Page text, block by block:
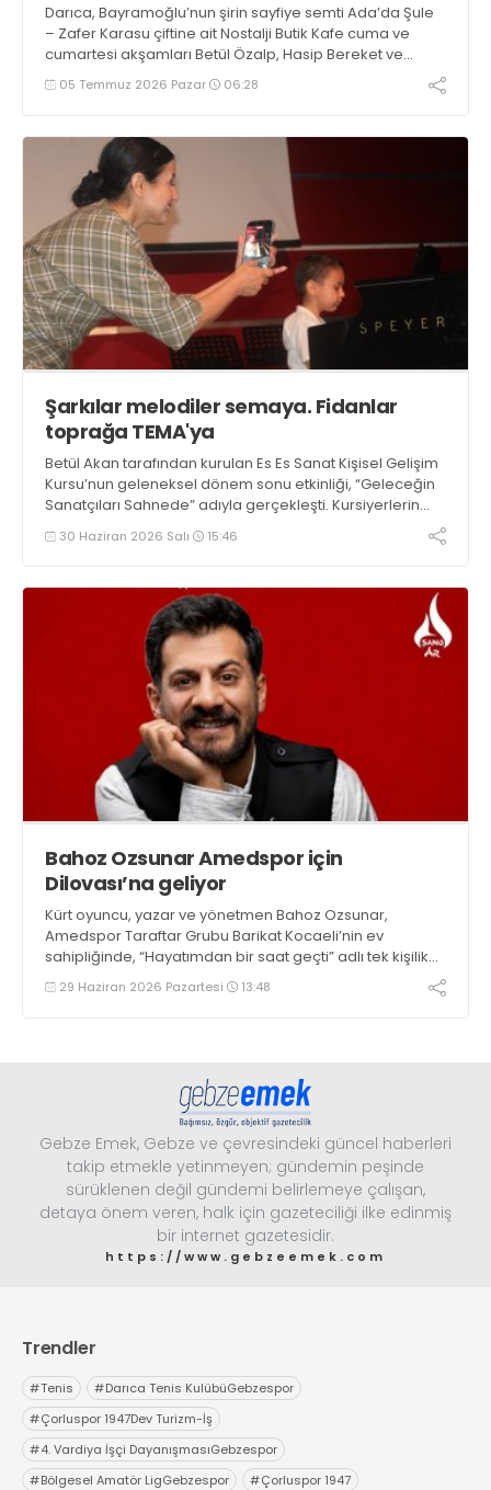
Darıca, Bayramoğlu’nun şirin sayfiye semti Ada’da Şule
– Zafer Karasu çiftine ait Nostalji Butik Kafe cuma ve
cumartesi akşamları Betül Özalp, Hasip Bereket ve
Yaşar Ramiz Armutçuoğlu'nun sahne performansları ile
sezonu açtı. Sanatçılara, istek şarkılarında istek sahibi
05 Temmuz 2026 Pazar 06:28
Şarkılar melodiler semaya. Fidanlar
toprağa TEMA'ya
Betül Akan tarafından kurulan Es Es Sanat Kişisel Gelişim
Kursu’nun geleneksel dönem sonu etkinliği, “Geleceğin
Sanatçıları Sahnede” adıyla gerçekleşti. Kursiyerlerin
müthiş performansları büyülerken tüm öğrenci ve
öğretmenler için TEMA Vakfı aracılığıyla toprağa fidan
30 Haziran 2026 Salı 15:46
Bahoz Ozsunar Amedspor için
Dilovası’na geliyor
Kürt oyuncu, yazar ve yönetmen Bahoz Ozsunar,
Amedspor Taraftar Grubu Barikat Kocaeli’nin ev
sahipliğinde, “Hayatımdan bir saat geçti” adlı tek kişilik
gösterisiyle 24 Temmuz’da, Dilovası’nda
29 Haziran 2026 Pazartesi 13:48
Gebze Emek, Gebze ve çevresindeki güncel haberleri
takip etmekle yetinmeyen; gündemin peşinde
sürüklenen değil gündemi belirlemeye çalışan,
detaya önem veren, halk için gazeteciliği ilke edinmiş
bir internet gazetesidir.
https://www.gebzeemek.com
Trendler
#Tenis #Darıca Tenis KulübüGebzespor
#Çorluspor 1947Dev Turizm-İş
#4. Vardiya İşçi DayanışmasıGebzespor
#Bölgesel Amatör LigGebzespor #Çorluspor 1947